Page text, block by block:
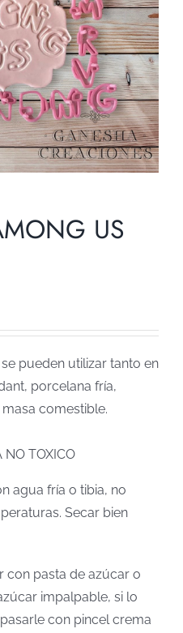
US
pueden utilizar tanto en
porcelana fría,
comestible.
TOXICO
agua fría o tibia, no
Secar bien
con pasta de azúcar o
impalpable, si lo
con pincel crema